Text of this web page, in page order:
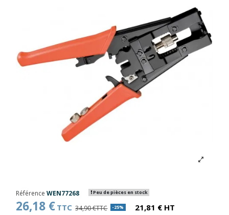
Référence WEN77268 Peu de pièces en stock
26,18 € TTC 34,90 €TTC -25% 21,81 € HT